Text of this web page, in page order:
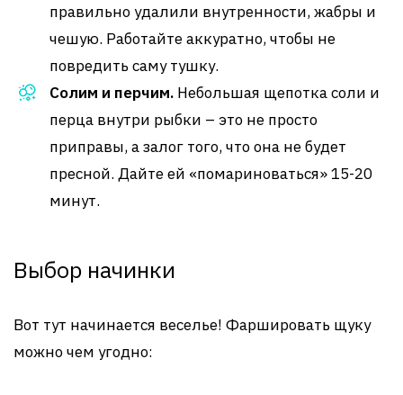
правильно удалили внутренности, жабры и
чешую. Работайте аккуратно, чтобы не
повредить саму тушку.
Солим и перчим. Небольшая щепотка соли и
перца внутри рыбки – это не просто
приправы, а залог того, что она не будет
пресной. Дайте ей «помариноваться» 15-20
минут.
Выбор начинки
Вот тут начинается веселье! Фаршировать щуку
можно чем угодно: